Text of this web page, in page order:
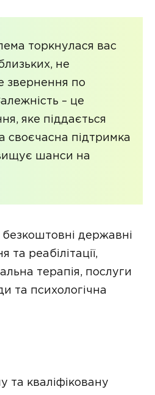
торкнулася вас
не
звернення по
– це
яке піддається
своєчасна підтримка
шанси на
безкоштовні державні
та реабілітації,
терапія, послуги
та психологічна
та кваліфіковану